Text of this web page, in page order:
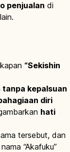
penjualan di
“Sekishin
tanpa kepalsuan
diri
hati
tersebut, dan
“Akafuku”